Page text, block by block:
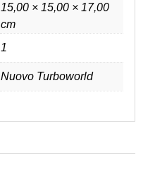
15,00 × 15,00 × 17,00
cm
1
Nuovo Turboworld